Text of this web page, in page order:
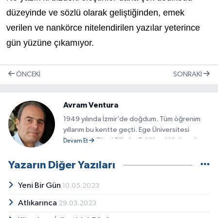
düzeyinde ve sözlü olarak geliştiğinden, emek
verilen ve nankörce nitelendirilen yazılar yeterince
gün yüzüne çıkamıyor.
ÖNCEKI SONRAKI
Avram Ventura
1949 yılında İzmir’de doğdum. Tüm öğrenim
yıllarım bu kentte geçti. Ege Üniversitesi
İktisadi ve Ticari Bilimler Fakültesi Muhasebe
ile Londra’da dil kursuna katıldım. Bu arada o
yaptım. Yedek subaylığımı Topçu olarak
işkollarında ticaret yaptım. Şimdi okuyup
Devam Et
Yazarın Diğer Yazıları
Yeni Bir Gün 10.05.2023
Atlıkarınca 29.03.2023